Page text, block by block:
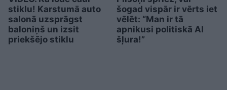
stiklu! Karstumā auto
salonā uzsprāgst
baloniņš un izsit
priekšējo stiklu
šogad vispār ir vērts iet
vēlēt: “Man ir tā
apnikusi politiskā AI
šļura!”